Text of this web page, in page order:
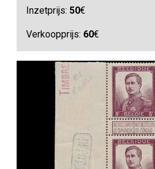
Inzetprijs:50€
Verkoopprijs: 60€